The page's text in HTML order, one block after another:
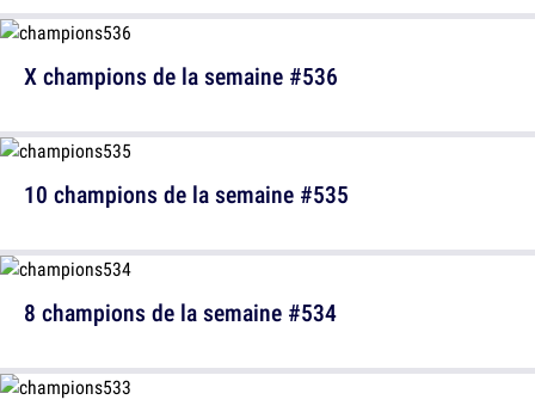
10 champions de la semaine #535
X champions de la semaine #536
8 champions de la semaine #534